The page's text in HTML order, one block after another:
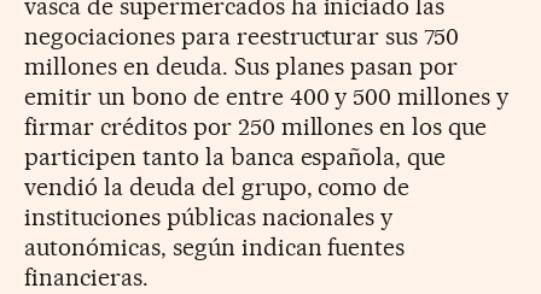
vasca de supermercados ha iniciado las
negociaciones para reestructurar sus 750
millones en deuda. Sus planes pasan por
emitir un bono de entre 400 y 500 millones y
firmar créditos por 250 millones en los que
participen tanto la banca española, que
vendió la deuda del grupo, como de
instituciones públicas nacionales y
autonómicas, según indican fuentes
financieras.